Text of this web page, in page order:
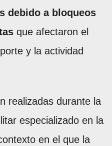
debido a bloqueos
que afectaron el
y la actividad
realizadas durante la
especializado en la
en el que la